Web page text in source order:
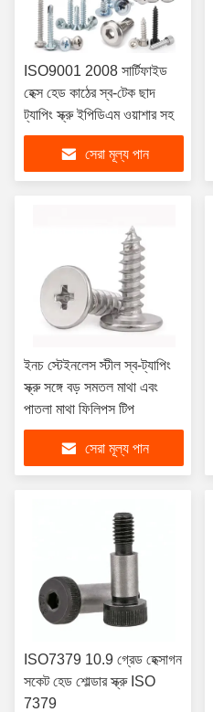
ISO9001 2008 সার্টিফাইড
হেক্স হেড কাঠের স্ব-টেক ছাদ
ট্যাপিং স্ক্রু ইপিডিএম ওয়াশার সহ
সেরা মূল্য পান
ইনচ স্টেইনলেস স্টীল স্ব-ট্যাপিং
স্ক্রু সঙ্গে বড় সমতল মাথা এবং
পাতলা মাথা ফিলিপস টিপ
সেরা মূল্য পান
ISO7379 10.9 গ্রেড হেক্সাগন
সকেট হেড শোল্ডার স্ক্রু ISO
7379